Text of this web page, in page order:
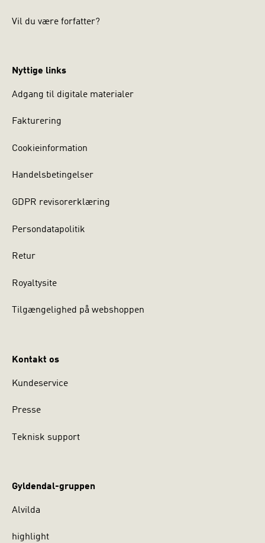
Vil du være forfatter?
Nyttige links
Adgang til digitale materialer
Fakturering
Cookieinformation
Handelsbetingelser
GDPR revisorerklæring
Persondatapolitik
Retur
Royaltysite
Tilgængelighed på webshoppen
Kontakt os
Kundeservice
Presse
Teknisk support
Gyldendal-gruppen
Alvilda
highlight